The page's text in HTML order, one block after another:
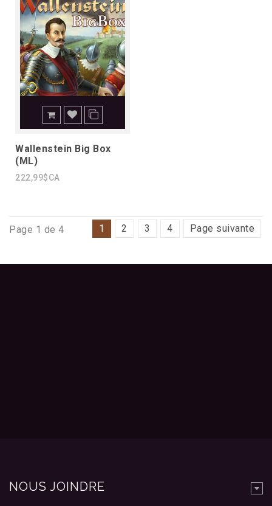
Wallenstein Big Box
(ML)
222,99$CA
Page 1 de 4 1 2 3 4 Page suivante
NOUS JOINDRE